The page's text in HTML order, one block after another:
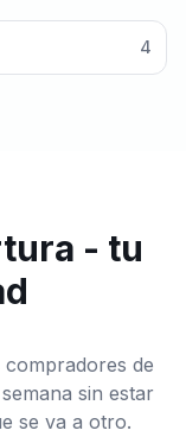
4
- tu
de
sin estar
se va a otro.